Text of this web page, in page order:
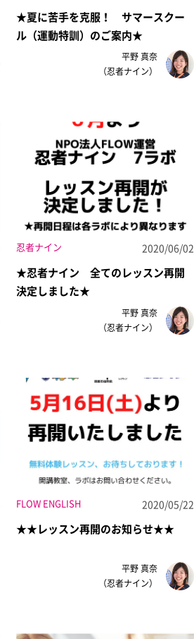
★夏に苦手を克服！ サマースクー
ル（運動特訓）のご案内★
平野 真奈
（忍者ナイン）
忍者ナイン 2020/06/02
★忍者ナイン 全てのレッスン再開
決定しました★
平野 真奈
（忍者ナイン）
FLOW ENGLISH 2020/05/22
★★レッスン再開のお知らせ★★
平野 真奈
（忍者ナイン）